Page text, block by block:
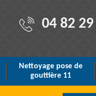
04 82
Nettoyage pose de
gouttière 11